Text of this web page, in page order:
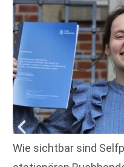
Wie sichtbar sind